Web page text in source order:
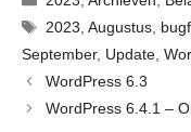
Tags
2023 ,Augustus
September, Update
WordPress 6.3
WordPress 6.4.1 –